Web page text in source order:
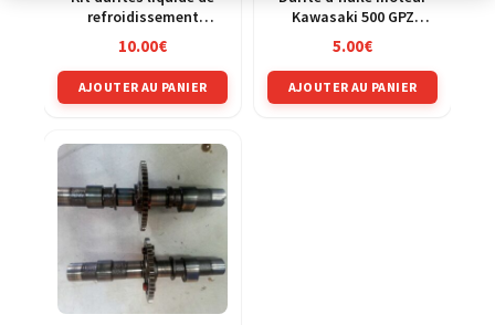
refroidissement
Kawasaki 500 GPZ
ex500d 94-03
10.00€
AJOUTER AU PANIER
Kawasaki 500 GPZ
ex500d 94-03
5.00€
AJOUTER AU PANIER